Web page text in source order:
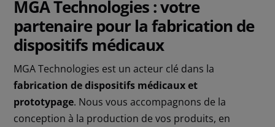
MGA Technologies : votre
partenaire pour la fabrication de
dispositifs médicaux
MGA Technologies est un acteur clé dans la
fabrication de dispositifs médicaux et
prototypage. Nous vous accompagnons de la
conception à la production de vos produits, en